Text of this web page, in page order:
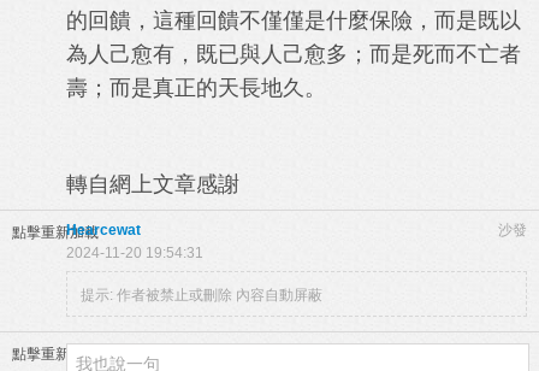
的回饋，這種回饋不僅僅是什麼保險，而是既以
為人己愈有，既已與人己愈多；而是死而不亡者
壽；而是真正的天長地久。
轉自網上文章感謝
點擊重新加載 沙發
Hearcewat
2024-11-20 19:54:31
提示: 作者被禁止或刪除 內容自動屏蔽
點擊重新加載